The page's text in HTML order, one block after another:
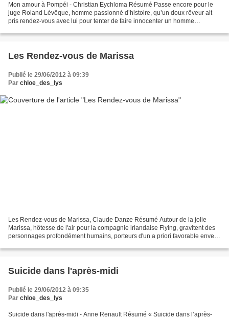
Mon amour à Pompéi - Christian Eychloma Résumé Passe encore pour le
juge Roland Lévêque, homme passionné d’histoire, qu’un doux rêveur ait
pris rendez-vous avec lui pour tenter de faire innocenter un homme
Les Rendez-vous de Marissa
Publié le 29/06/2012 à 09:39
Par chloe_des_lys
Les Rendez-vous de Marissa, Claude Danze Résumé Autour de la jolie
Marissa, hôtesse de l'air pour la compagnie irlandaise Flying, gravitent des
personnages profondément humains, porteurs d'un a priori favorable envers
Suicide dans l'après-midi
Publié le 29/06/2012 à 09:35
Par chloe_des_lys
Suicide dans l'après-midi - Anne Renault Résumé « Suicide dans l’après-